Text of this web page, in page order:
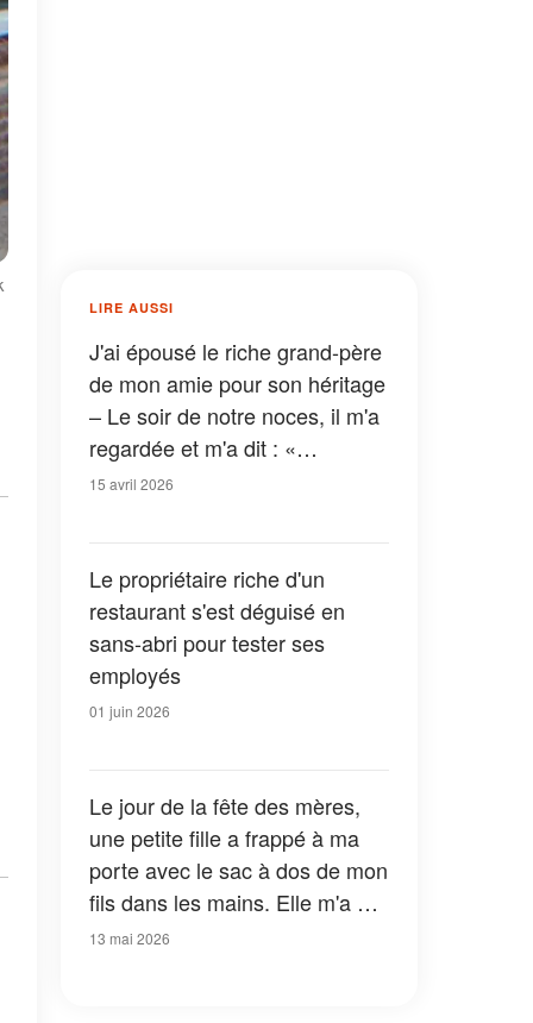
LIRE AUSSI
J'ai épousé le riche grand-père
de mon amie pour son héritage
– Le soir de notre noces, il m'a
regardée et m'a dit : «
Maintenant que tu es ma
15 avril 2026
Le propriétaire riche d'un
restaurant s'est déguisé en
sans-abri pour tester ses
employés
01 juin 2026
Le jour de la fête des mères,
une petite fille a frappé à ma
porte avec le sac à dos de mon
fils dans les mains. Elle m'a dit
: « C'est ça que vous
13 mai 2026